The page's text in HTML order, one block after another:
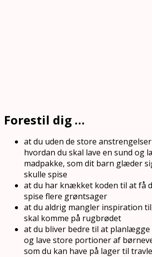
Forestil dig …
at du uden de store
hvordan du skal lave en sund og
madpakke, som dit barn glæder
skulle spise
at du har knækket koden til at få
spise flere grøntsager
at du aldrig mangler inspiration
skal komme på rugbrødet
at du bliver bedre til at planlægge
og lave store portioner af
som du kan have på lager til